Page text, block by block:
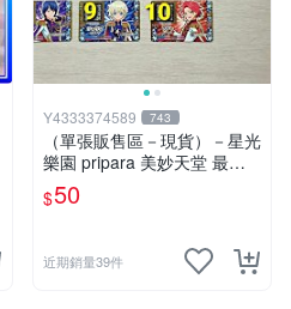
Y4333374589 743
（單張販售區－現貨）－星光
樂園 pripara 美妙天堂 最終
章 （22章. 23章）Pr&Cr角色
卡☆☆單筆訂單需滿200不含
$50
近期銷量39件